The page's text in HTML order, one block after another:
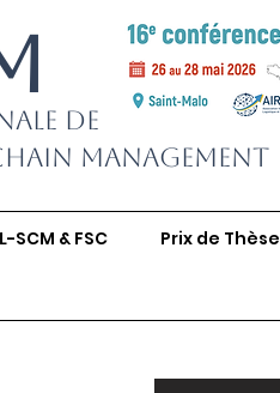
de
Management
SCM & FSC Prix de Thèse